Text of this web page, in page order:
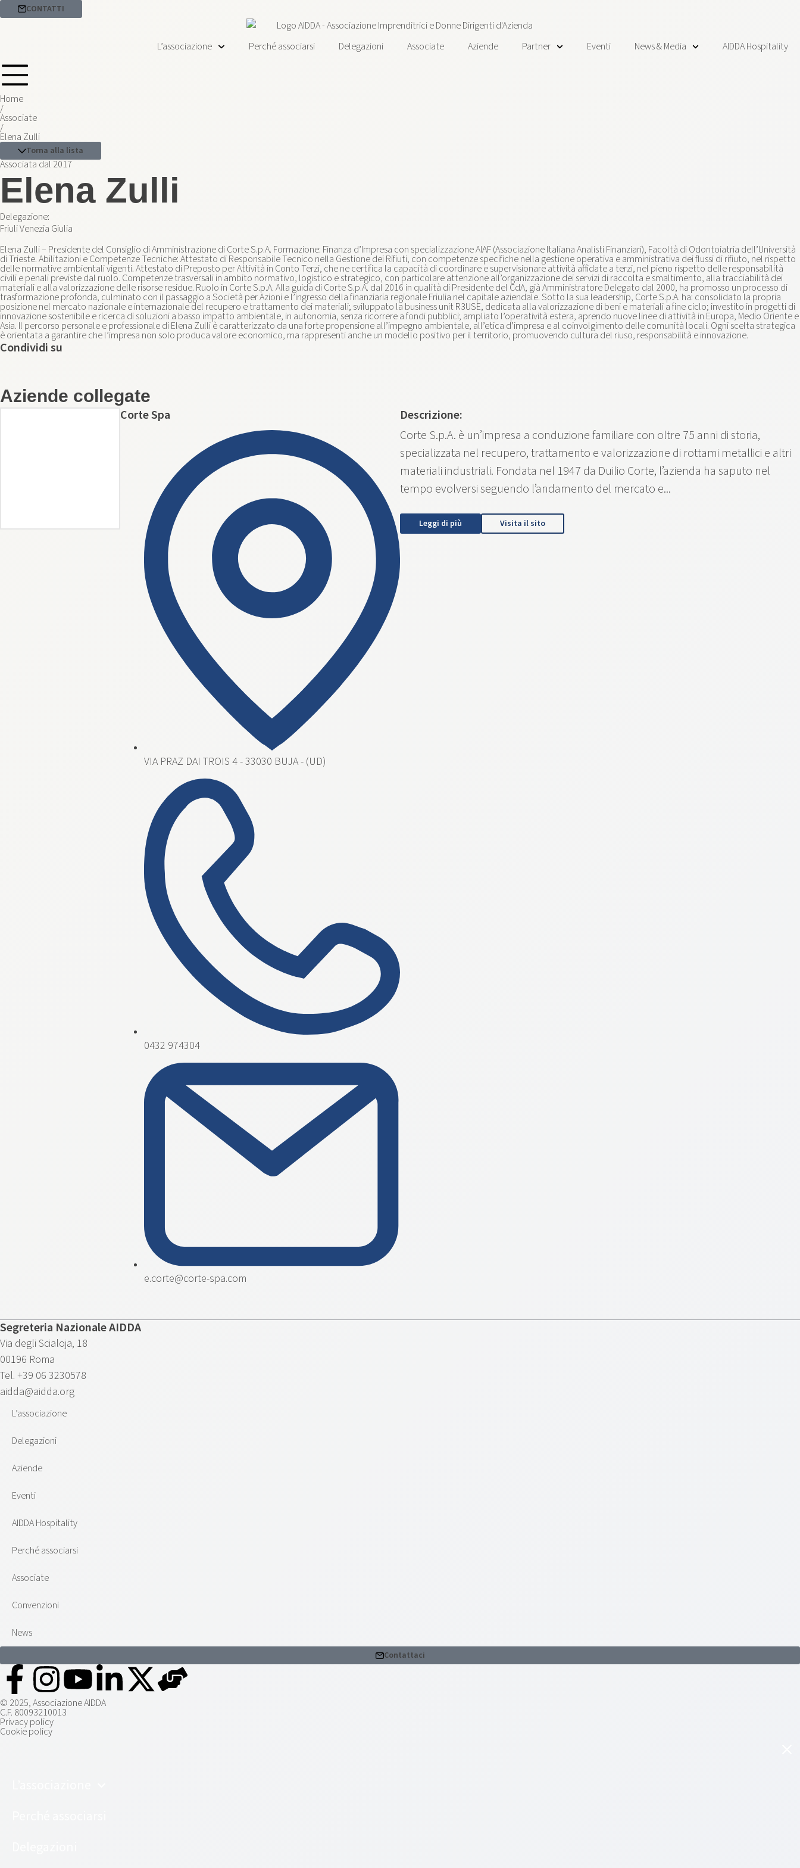
CONTATTI
L’associazione Perché associarsi Delegazioni Associate Aziende Partner Eventi News & Media AIDDA Hospitality
Home
/
Associate
/
Elena Zulli
Torna alla lista
Associata dal 2017
Elena Zulli
Delegazione:
Friuli Venezia Giulia
Elena Zulli – Presidente del Consiglio di Amministrazione di Corte S.p.A. Formazione: Finanza d’Impresa con specializzazione AIAF (Associazione Italiana Analisti Finanziari), Facoltà di Odontoiatria dell’Università
di Trieste. Abilitazioni e Competenze Tecniche: Attestato di Responsabile Tecnico nella Gestione dei Rifiuti, con competenze specifiche nella gestione operativa e amministrativa dei flussi di rifiuto, nel rispetto
delle normative ambientali vigenti. Attestato di Preposto per Attività in Conto Terzi, che ne certifica la capacità di coordinare e supervisionare attività affidate a terzi, nel pieno rispetto delle responsabilità
civili e penali previste dal ruolo. Competenze trasversali in ambito normativo, logistico e strategico, con particolare attenzione all’organizzazione dei servizi di raccolta e smaltimento, alla tracciabilità dei
materiali e alla valorizzazione delle risorse residue. Ruolo in Corte S.p.A. Alla guida di Corte S.p.A. dal 2016 in qualità di Presidente del CdA, già Amministratore Delegato dal 2000, ha promosso un processo di
trasformazione profonda, culminato con il passaggio a Società per Azioni e l’ingresso della finanziaria regionale Friulia nel capitale aziendale. Sotto la sua leadership, Corte S.p.A. ha: consolidato la propria
posizione nel mercato nazionale e internazionale del recupero e trattamento dei materiali; sviluppato la business unit R3USE, dedicata alla valorizzazione di beni e materiali a fine ciclo; investito in progetti di
innovazione sostenibile e ricerca di soluzioni a basso impatto ambientale, in autonomia, senza ricorrere a fondi pubblici; ampliato l’operatività estera, aprendo nuove linee di attività in Europa, Medio Oriente e
Asia. Il percorso personale e professionale di Elena Zulli è caratterizzato da una forte propensione all’impegno ambientale, all’etica d’impresa e al coinvolgimento delle comunità locali. Ogni scelta strategica
è orientata a garantire che l’impresa non solo produca valore economico, ma rappresenti anche un modello positivo per il territorio, promuovendo cultura del riuso, responsabilità e innovazione.
Condividi su
Aziende collegate
Corte Spa
VIA PRAZ DAI TROIS 4 - 33030 BUJA - (UD)
0432 974304
e.corte@corte-spa.com
Descrizione:
Corte S.p.A. è un’impresa a conduzione familiare con oltre 75 anni di storia,
specializzata nel recupero, trattamento e valorizzazione di rottami metallici e altri
materiali industriali. Fondata nel 1947 da Duilio Corte, l’azienda ha saputo nel
tempo evolversi seguendo l’andamento del mercato e...
Leggi di più Visita il sito
Segreteria Nazionale AIDDA
Via degli Scialoja, 18
00196 Roma
Tel. +39 06 3230578
aidda@aidda.org
L’associazione
Delegazioni
Aziende
Eventi
AIDDA Hospitality
Perché associarsi
Associate
Convenzioni
News
Contattaci
© 2025, Associazione AIDDA
C.F. 80093210013
Privacy policy
Cookie policy